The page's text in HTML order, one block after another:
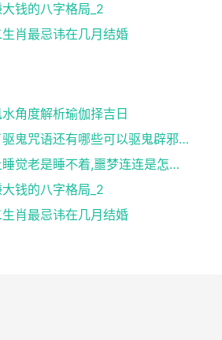
钱的八字格局_2
肖最忌讳在几月结婚
角度解析瑜伽择吉日
传统民俗：除了驱鬼咒语还有哪些可以驱鬼辟邪的方法？...
传统民俗：晚上睡觉老是睡不着,噩梦连连是怎么回事
钱的八字格局_2
肖最忌讳在几月结婚